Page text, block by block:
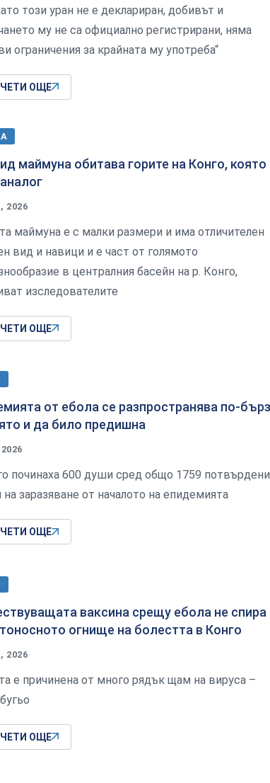
този уран не е деклариран, добивът и
му не са официално регистрирани, няма
ограничения за крайната му употреба“
ОЩЕ
маймуна обитава горите на Конго, която
2026
маймуна е с малки размери и има отличителен
вид и навици и е част от голямото
в централния басейн на р. Конго,
изследователите
ОЩЕ
от ебола се разпространява по-
и да било предишна
починаха 600 души сред общо 1759 потвърдени
на заразяване от началото на епидемията
ОЩЕ
ваксина срещу ебола не спира
огнище на болестта в Конго
2026
е причинена от много рядък щам на вируса –
ОЩЕ